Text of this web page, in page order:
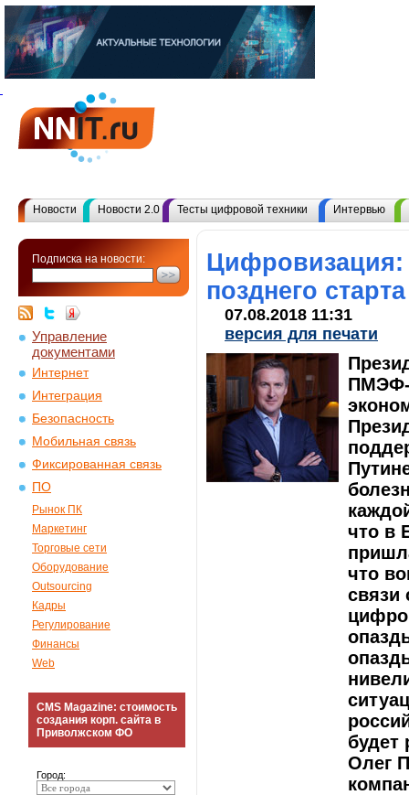
Новости Новости 2.0 Тесты цифровой техники Интервью
Подписка на новости:
Управление
документами
Интернет
Интеграция
Безопасность
Мобильная связь
Фиксированная связь
ПО
Рынок ПК
Маркетинг
Торговые сети
Оборудование
Outsourcing
Кадры
Регулирование
Финансы
Web
CMS Magazine: стоимость
создания корп. сайта в
Приволжском ФО
Город:
позднего старта
07.08.2018 11:31
версия для печати
ПМЭФ-
что в
что
связи
будет
Олег